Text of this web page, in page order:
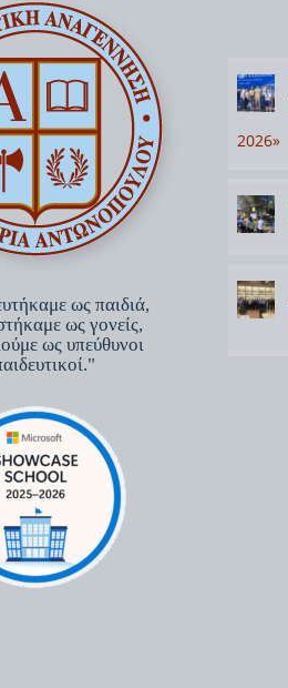
ως παιδιά,
ως γονείς,
ως υπεύθυνοι
2026»